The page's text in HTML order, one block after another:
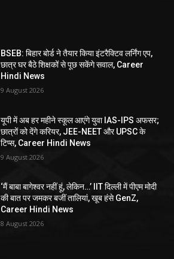
BSEB: बिहार बोर्ड ने तैयार किया इंटरैक्टिव लर्निंग एप,
छात्र घर बैठे शिक्षकों से पूछ सकेंगे सवाल, Career
Hindi News
9 August 2026
यूपी में अब हर महीने स्कूल आएंगे युवा IAS-IPS अफसर;
छात्रों को देंगे करियर, JEE-NEET और UPSC के
टिप्स, Career Hindi News
9 August 2026
‘मैं बाबा बागेश्वर नहीं हूं, लेकिन…’ IIT दिल्ली में पीएम मोदी
की बात पर जमकर बजीं तालियां, खूब हंसे GenZ,
Career Hindi News
8 August 2026